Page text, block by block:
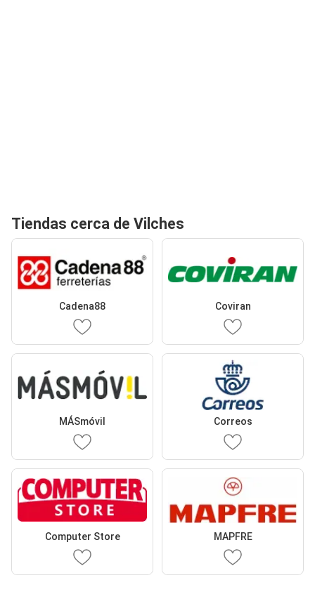
Tiendas cerca de Vilches
Cadena88 Coviran
MÁSmóvil Correos
Computer Store MAPFRE